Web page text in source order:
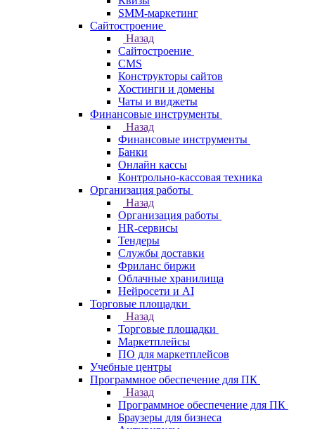
SMM-маркетинг
Сайтостроение
Назад
Сайтостроение
CMS
Конструкторы сайтов
Хостинги и домены
Чаты и виджеты
Финансовые инструменты
Назад
Финансовые инструменты
Банки
Онлайн кассы
Контрольно-кассовая техника
Организация работы
Назад
Организация работы
HR-сервисы
Тендеры
Службы доставки
Фриланс биржи
Облачные хранилища
Нейросети и AI
Торговые площадки
Назад
Торговые площадки
Маркетплейсы
ПО для маркетплейсов
Учебные центры
Программное обеспечение для ПК
Назад
Программное обеспечение для ПК
Браузеры для бизнеса